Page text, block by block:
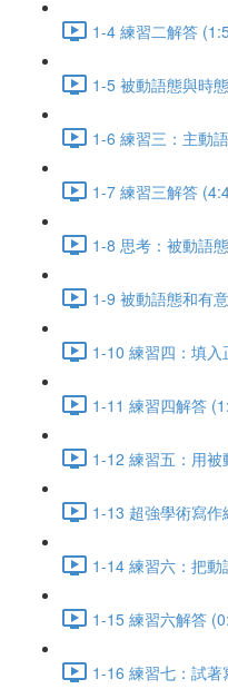
1-4 練習二解答
1-5 被動語態與時
1-6 練習三：主動
1-7 練習三解答
1-8 思考：被動語
1-9 被動語態和有
1-10 練習四：填
1-11 練習四解答
1-12 練習五：用
1-13 超強學術寫
1-14 練習六：把
1-15 練習六解答
1-16 練習七：試